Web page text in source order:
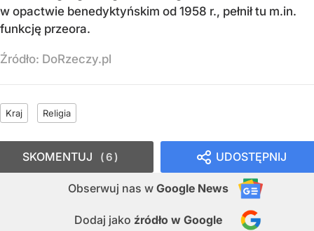
w opactwie benedyktyńskim od 1958 r., pełnił tu m.in.
funkcję przeora.
Źródło: DoRzeczy.pl
Kraj Religia
UDOSTĘPNIJ
Obserwuj nas w Google News
Dodaj jako źródło w Google
SKOMENTUJ 6